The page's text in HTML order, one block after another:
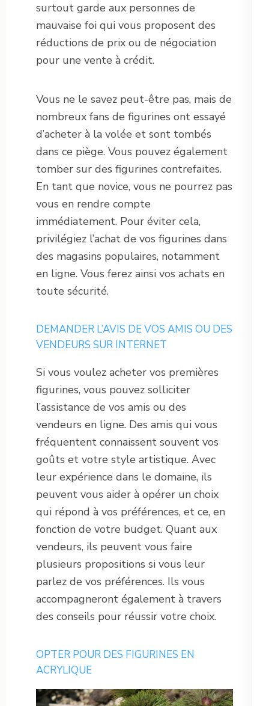
surtout garde aux personnes de
mauvaise foi qui vous proposent des
réductions de prix ou de négociation
pour une vente à crédit.
Vous ne le savez peut-être pas, mais de
nombreux fans de figurines ont essayé
d’acheter à la volée et sont tombés
dans ce piège. Vous pouvez également
tomber sur des figurines contrefaites.
En tant que novice, vous ne pourrez pas
vous en rendre compte
immédiatement. Pour éviter cela,
privilégiez l’achat de vos figurines dans
des magasins populaires, notamment
en ligne. Vous ferez ainsi vos achats en
toute sécurité.
DEMANDER L’AVIS DE VOS AMIS OU DES
VENDEURS SUR INTERNET
Si vous voulez acheter vos premières
figurines, vous pouvez solliciter
l’assistance de vos amis ou des
vendeurs en ligne. Des amis qui vous
fréquentent connaissent souvent vos
goûts et votre style artistique. Avec
leur expérience dans le domaine, ils
peuvent vous aider à opérer un choix
qui répond à vos préférences, et ce, en
fonction de votre budget. Quant aux
vendeurs, ils peuvent vous faire
plusieurs propositions si vous leur
parlez de vos préférences. Ils vous
accompagneront également à travers
des conseils pour réussir votre choix.
OPTER POUR DES FIGURINES EN
ACRYLIQUE